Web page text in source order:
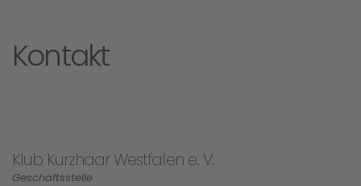
Kontakt
Klub Kurzhaar Westfalen e. V.
Geschäftsstelle